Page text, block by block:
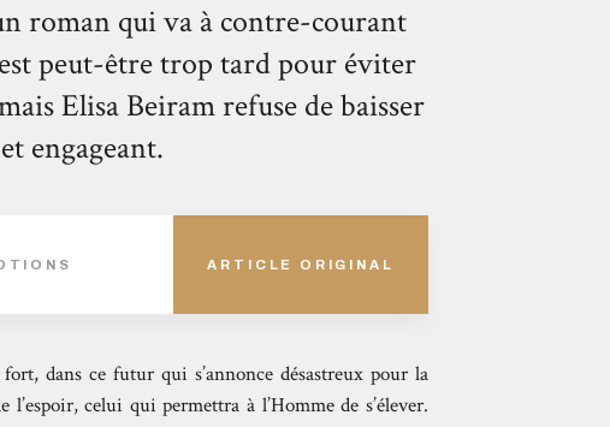
roman qui va à contre-courant
peut-être trop tard pour éviter
Elisa Beiram refuse de baisser
engageant.
ARTICLE ORIGINAL
dans ce futur qui s’annonce désastreux pour la
l’espoir, celui qui permettra à l’Homme de s’élever.